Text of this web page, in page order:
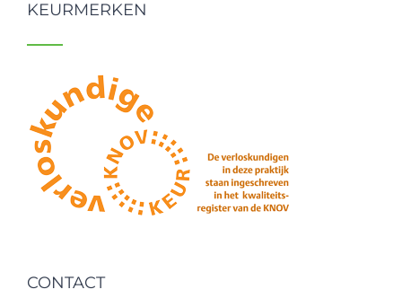
KEURMERKEN
CONTACT